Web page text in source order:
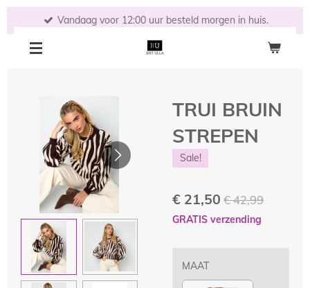
direct
Vandaag voor 12:00 uur besteld morgen in huis.
TRUI BRUIN
STREPEN
Sale!
€ 21,50 € 42,99
GRATIS verzending
MAAT